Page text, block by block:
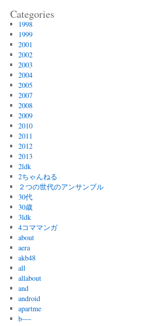
Categories
1998
1999
2001
2002
2003
2004
2005
2007
2008
2009
2010
2011
2012
2013
2ldk
2ちゃんねる
２つの世代のアンサンブル
30代
30歳
3ldk
4コママンガ
about
aera
akb48
all
allabout
and
android
apartme
b—-